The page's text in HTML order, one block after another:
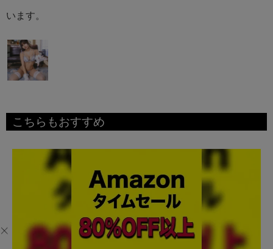
います。
こちらもおすすめ